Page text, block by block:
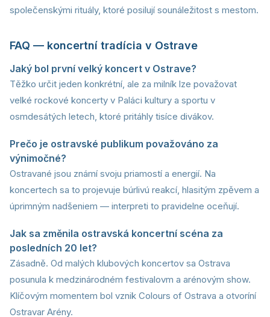
společenskými rituály, ktoré posilují sounáležitost s mestom.
FAQ — koncertní tradícia v Ostrave
Jaký bol první velký koncert v Ostrave?
Těžko určit jeden konkrétní, ale za milník lze považovat
velké rockové koncerty v Paláci kultury a sportu v
osmdesátých letech, ktoré pritáhly tisíce divákov.
Prečo je ostravské publikum považováno za
výnimočné?
Ostravané jsou známí svoju priamostí a energií. Na
koncertech sa to projevuje búrlivú reakcí, hlasitým zpěvem a
úprimným nadšeniem — interpreti to pravidelne oceňují.
Jak sa změnila ostravská koncertní scéna za
posledních 20 let?
Zásadně. Od malých klubových koncertov sa Ostrava
posunula k medzinárodném festivalovm a arénovým show.
Klíčovým momentem bol vznik Colours of Ostrava a otvoríní
Ostravar Arény.